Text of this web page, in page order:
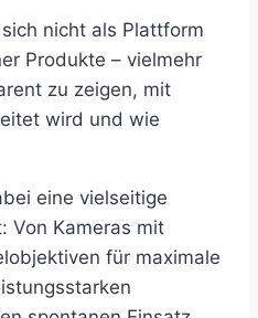
nicht als Plattform
Produkte – vielmehr
zu zeigen, mit
wird und wie
eine vielseitige
Von Kameras mit
für maximale